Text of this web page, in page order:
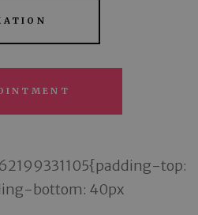
top:
bottom: 40px